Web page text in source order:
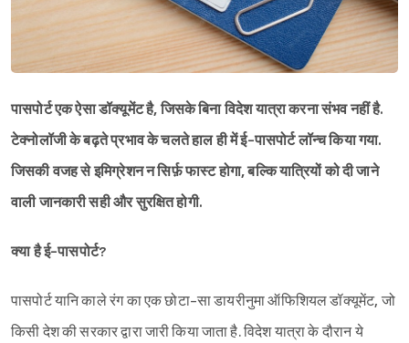
पासपोर्ट एक ऐसा डॉक्यूमेंट है, जिसके बिना विदेश यात्रा करना संभव नहीं है.
टेक्नोलॉजी के बढ़ते प्रभाव के चलते हाल ही में ई-पासपोर्ट लॉन्च किया गया.
जिसकी वजह से इमिग्रेशन न सिर्फ़ फास्ट होगा, बल्कि यात्रियों को दी जाने
वाली जानकारी सही और सुरक्षित होगी.
क्या है ई-पासपोर्ट?
पासपोर्ट यानि काले रंग का एक छोटा-सा डायरीनुमा ऑफिशियल डॉक्यूमेंट, जो
किसी देश की सरकार द्वारा जारी किया जाता है. विदेश यात्रा के दौरान ये